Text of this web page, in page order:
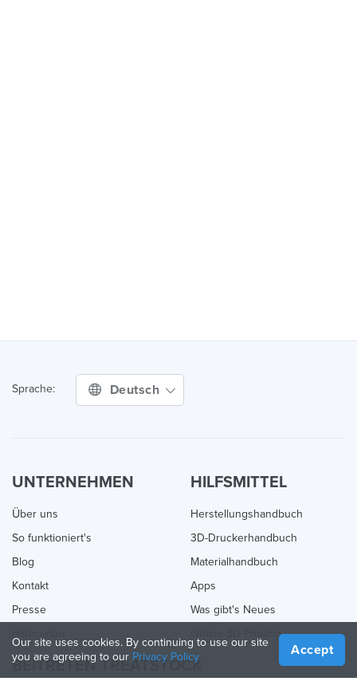
Sprache: Deutsch
UNTERNEHMEN
Über uns
So funktioniert's
Blog
Kontakt
Presse
HILFSMITTEL
Herstellungshandbuch
3D-Druckerhandbuch
Materialhandbuch
Apps
Was gibt's Neues
Online 3D Printing
BEITRETEN TREATSTOCK
Our site uses cookies. By continuing to use our site
you are agreeing to our Privacy Policy Accept